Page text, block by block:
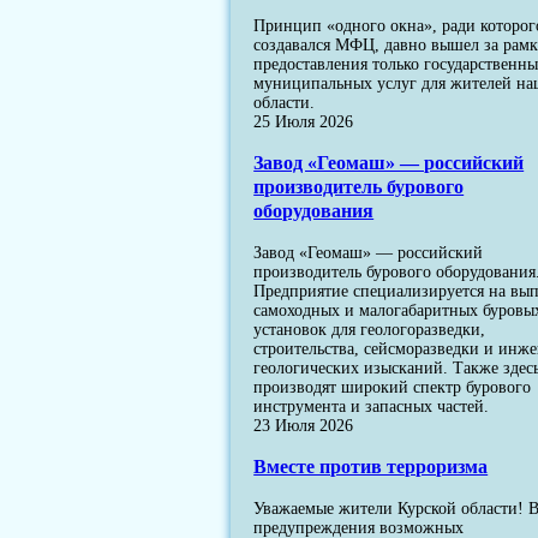
Принцип «одного окна», ради
создавался МФЦ, давно вышел за
предоставления только
муниципальных услуг для жителей
области.
25 Июля 2026
Завод «Геомаш» — российский
производитель бурового
оборудования
Завод «Геомаш» — российский
производитель бурового оборудования.
Предприятие специализируется на
самоходных и малогабаритных
установок для геологоразведки,
строительства, сейсморазведки и
геологических изысканий. Также
производят широкий спектр бурового
инструмента и запасных частей.
23 Июля 2026
Вместе против терроризма
Уважаемые жители Курской области!
предупреждения возможных